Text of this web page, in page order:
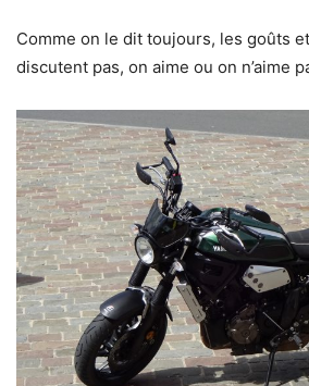
Comme on le dit toujours, les goûts
discutent pas, on aime ou on n’aime